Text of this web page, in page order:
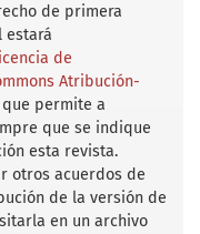
de primera
estará
de
Atribución-
que permite a
que se indique
esta revista.
otros acuerdos de
de la versión de
en un archivo